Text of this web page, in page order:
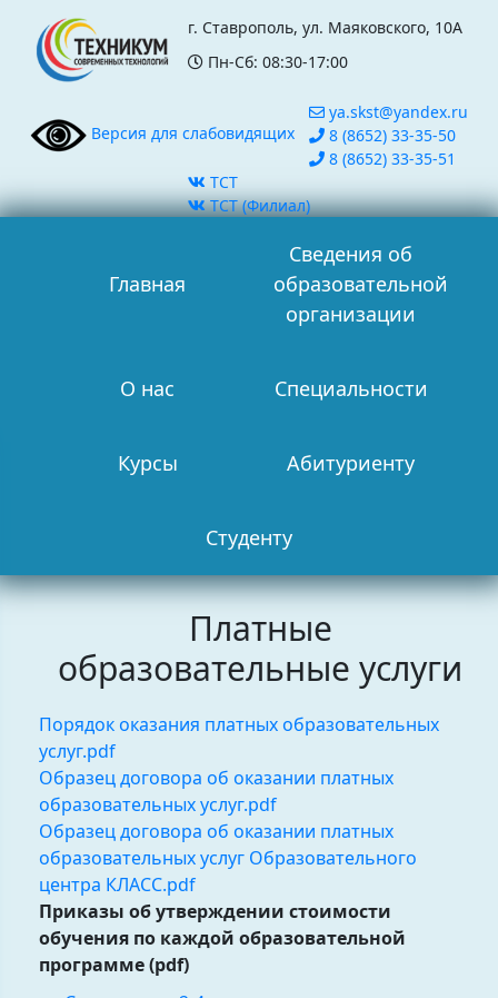
г. Ставрополь, ул. Маяковского, 10А
Пн-Сб: 08:30-17:00
Версия для слабовидящих
ya.skst@yandex.ru
8 (8652) 33-35-50
8 (8652) 33-35-51
ТСТ
ТСТ (Филиал)
Главная
Сведения об
образовательной
организации
О нас Специальности
Курсы Абитуриенту
Студенту
Платные
образовательные услуги
Порядок оказания платных образовательных
услуг.pdf
Образец договора об оказании платных
образовательных услуг.pdf
Образец договора об оказании платных
образовательных услуг Образовательного
центра КЛАСС.pdf
Приказы об утверждении стоимости
обучения по каждой образовательной
программе (pdf)